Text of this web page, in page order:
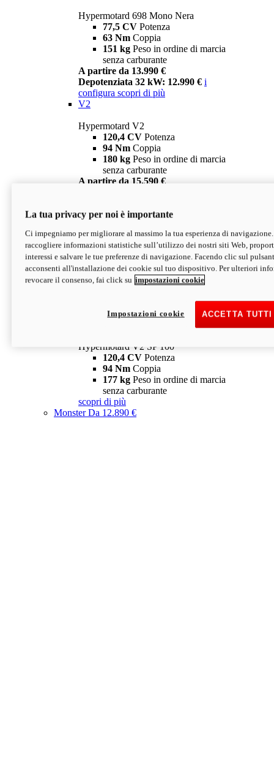
Hypermotard 698 Mono Nera
77,5 CV Potenza
63 Nm Coppia
151 kg Peso in ordine di marcia
senza carburante
A partire da 13.990 €
Depotenziata 32 kW: 12.990 € i
configura scopri di più
V2
Hypermotard V2
120,4 CV Potenza
94 Nm Coppia
180 kg Peso in ordine di marcia
senza carburante
A partire da 15.590 €
V2 SP
Hypermotard V2 SP
120,4 CVPotenza
94 NmCoppia
177 kgPeso in ordine di marcia
senza carburante
Depotenziata 35 kW: 18.890 € i
configura scopri di più
Hypermotard V2 SP 100
120,4 CV Potenza
94 Nm Coppia
177 kg Peso in ordine di marcia
senza carburante
scopri di più
MonsterDa 12.890 €
La tua privacy per noi è importante
Ci impegniamo per migliorare al massimo la tua esperienza di
raccogliere informazioni statistiche sull’utilizzo dei nostri siti Web,
interessi e salvare le tue preferenze di navigazione. Facendo clic sul
acconsenti all'installazione dei cookie sul tuo dispositivo. Per ulteriori
revocare il consenso, fai click su impostazioni cookie
ACCETTA
Impostazioni cookie